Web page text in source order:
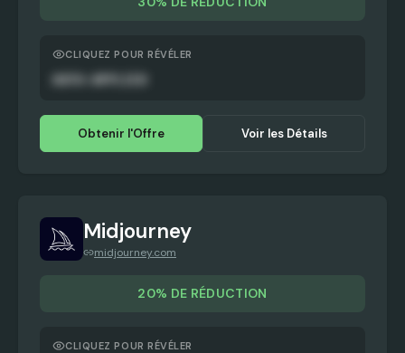
CLIQUEZ POUR RÉVÉLER
Obtenir l'Offre Voir les Détails
Midjourney
midjourney.com
20% DE RÉDUCTION
CLIQUEZ POUR RÉVÉLER